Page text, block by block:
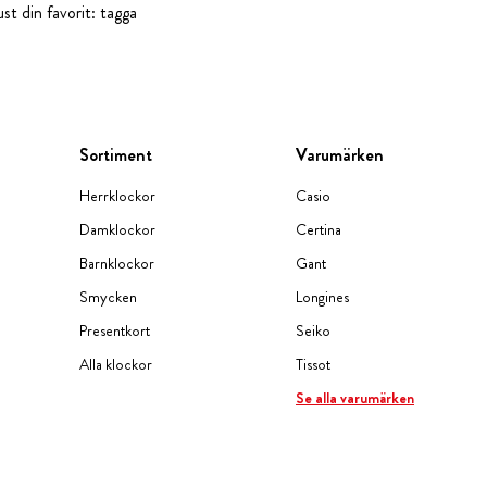
din favorit: tagga
Sortiment
Herrklockor
Damklockor
Barnklockor
Smycken
Presentkort
Alla klockor
Varumärken
Casio
Certina
Gant
Longines
Seiko
Tissot
Se alla varumärken